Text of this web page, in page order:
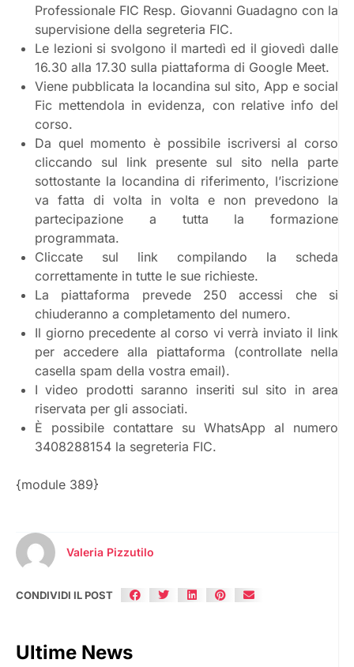
Professionale FIC Resp. Giovanni Guadagno con la
supervisione della segreteria FIC.
Le lezioni si svolgono il martedì ed il giovedì dalle
16.30 alla 17.30 sulla piattaforma di Google Meet.
Viene pubblicata la locandina sul sito, App e social
Fic mettendola in evidenza, con relative info del
corso.
Da quel momento è possibile iscriversi al corso
cliccando sul link presente sul sito nella parte
sottostante la locandina di riferimento, l’iscrizione
va fatta di volta in volta e non prevedono la
partecipazione a tutta la formazione
programmata.
Cliccate sul link compilando la scheda
correttamente in tutte le sue richieste.
La piattaforma prevede 250 accessi che si
chiuderanno a completamento del numero.
Il giorno precedente al corso vi verrà inviato il link
per accedere alla piattaforma (controllate nella
casella spam della vostra email).
I video prodotti saranno inseriti sul sito in area
riservata per gli associati.
È possibile contattare su WhatsApp al numero
3408288154 la segreteria FIC.
{module 389}
Valeria Pizzutilo
CONDIVIDI IL POST
Ultime News